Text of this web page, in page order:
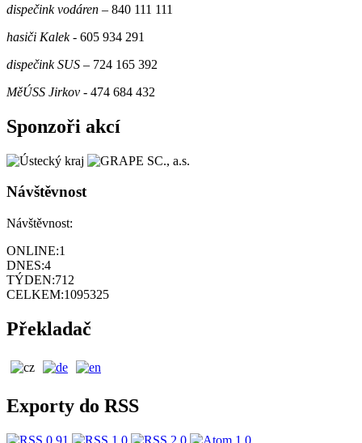
dispečink vodáren – 840 111 111
hasiči Kalek- 605 934 291
dispečink SUS – 724 165 392
MěÚSS Jirkov - 474 684 432
Sponzoři akcí
Návštěvnost
Návštěvnost:
ONLINE:1
DNES:4
TÝDEN:712
CELKEM:1095325
Překladač
Exporty do RSS